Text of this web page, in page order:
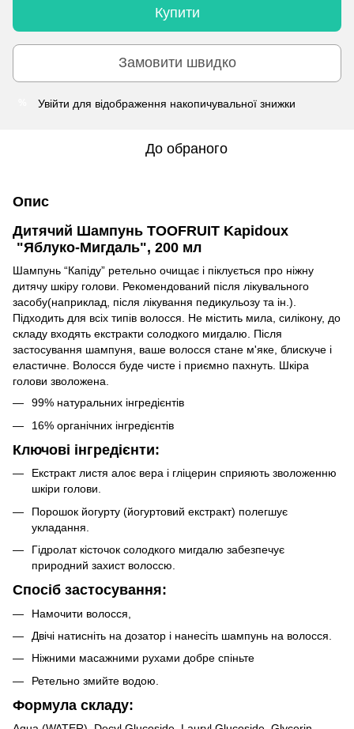
Купити
Замовити швидко
Увійти для відображення накопичувальної знижки
До обраного
Опис
Дитячий Шампунь TOOFRUIT Kapidoux
"Яблуко-Мигдаль", 200 мл
Шампунь “Капіду” ретельно очищає і піклується про ніжну
дитячу шкіру голови. Рекомендований після лікувального
засобу(наприклад, після лікування педикульозу та ін.).
Підходить для всіх типів волосся. Не містить мила, силікону, до
складу входять екстракти солодкого мигдалю. Після
застосування шампуня, ваше волосся стане м'яке, блискуче і
еластичне. Волосся буде чисте і приємно пахнуть. Шкіра
голови зволожена.
99% натуральних інгредієнтів
16% органічних інгредієнтів
Ключові інгредієнти:
Екстракт листя алоє вера і гліцерин сприяють зволоженню
шкіри голови.
Порошок йогурту (йогуртовий екстракт) полегшує
укладання.
Гідролат кісточок солодкого мигдалю забезпечує
природний захист волоссю.
Спосіб застосування:
Намочити волосся,
Двічі натисніть на дозатор і нанесіть шампунь на волосся.
Ніжними масажними рухами добре спіньте
Ретельно змийте водою.
Формула складу: